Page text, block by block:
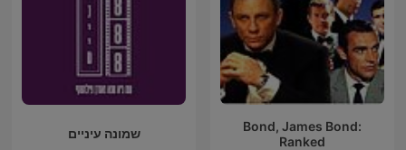
שמונה עיניים
Bond, James Bond:
Ranked